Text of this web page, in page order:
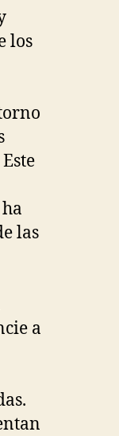
los
las
a